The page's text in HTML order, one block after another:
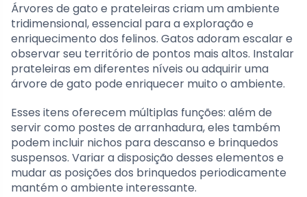
Árvores de gato e prateleiras criam um ambiente
tridimensional, essencial para a exploração e
enriquecimento dos felinos. Gatos adoram escalar e
observar seu território de pontos mais altos. Instalar
prateleiras em diferentes níveis ou adquirir uma
árvore de gato pode enriquecer muito o ambiente.
Esses itens oferecem múltiplas funções: além de
servir como postes de arranhadura, eles também
podem incluir nichos para descanso e brinquedos
suspensos. Variar a disposição desses elementos e
mudar as posições dos brinquedos periodicamente
mantém o ambiente interessante.